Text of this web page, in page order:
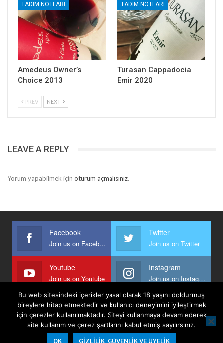
TADIM NOTLARI
Amedeus Owner’s
Choice 2013
TADIM NOTLARI
Turasan Cappadocia
Emir 2020
PREV NEXT
LEAVE A REPLY
Yorum yapabilmek için oturum açmalısınız.
Facebook
Join us on Facebook
Twitter
Join us on Twitter
Youtube
Join us on Youtube
Instagram
Join us on Instagram
Anasayfa Keyfi Yazanlar İletişim
Şartlar Ve Koşullar
Gizlilik, Güvenlik Ve Üyelik Politikası
Bu web sitesindeki içerikler yasal olarak 18 yaşını doldurmuş
bireylere hitap etmektedir ve kullanıcı deneyimini iyileştirmek
için çerezler kullanılmaktadır. Siteyi kullanmaya devam ederek
site kullanım ve çerez şartlarını kabul etmiş sayılırsınız.
OK GIZLILIK, GÜVENLIK VE ÜYELIK